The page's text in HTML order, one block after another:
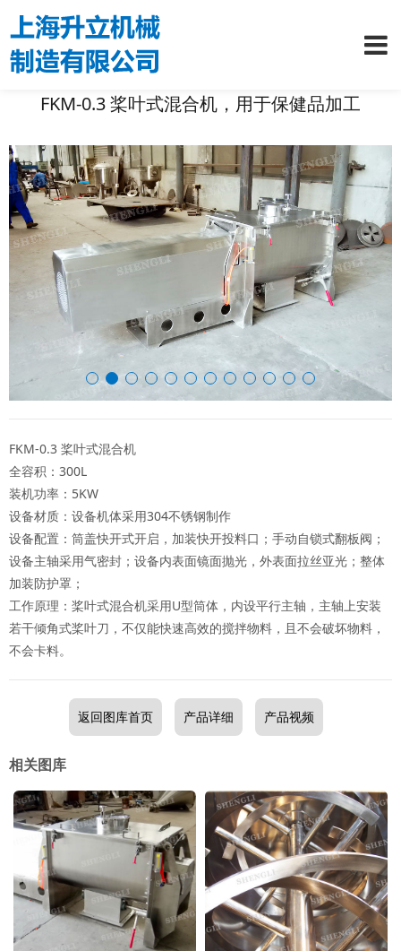
FKM-0.3 桨叶式混合机，用于保健品加工
FKM-0.3 桨叶式混合机
全容积：300L
装机功率：5KW
设备材质：设备机体采用304不锈钢制作
设备配置：筒盖快开式开启，加装快开投料口；手动自锁式翻板阀；
设备主轴采用气密封；设备内表面镜面抛光，外表面拉丝亚光；整体
加装防护罩；
工作原理：桨叶式混合机采用U型筒体，内设平行主轴，主轴上安装
若干倾角式桨叶刀，不仅能快速高效的搅拌物料，且不会破坏物料，
不会卡料。
返回图库首页 产品详细 产品视频
相关图库